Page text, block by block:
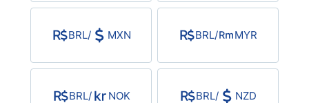
BRL/ MXN BRL/ MYR
BRL/ NOK BRL/ NZD